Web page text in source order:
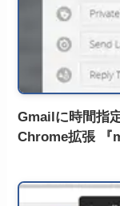
Gmailに時間指
Chrome拡張 『